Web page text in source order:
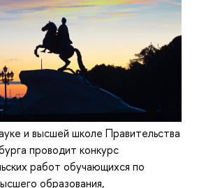
и высшей школе Правительства
проводит конкурс
работ обучающихся по
образования,